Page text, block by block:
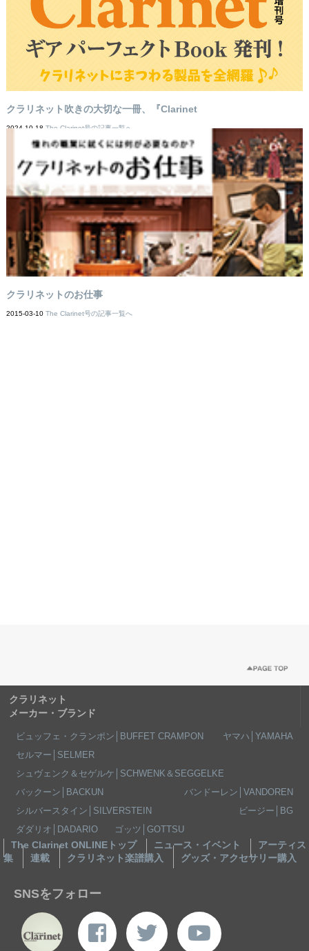
クラリネット吹きの大切な一冊、『Clarinet
2024-10-18 The Clarinet号の記事一覧へ
クラリネットのお仕事
2015-03-10 The Clarinet号の記事一覧へ
クラリネット
メーカー・ブランド
ビュッフェ・クランポン│BUFFET CRAMPON
ヤマハ│YAMAHA
セルマー│SELMER
シュヴェンク＆セゲルケ│SCHWENK＆SEGGELKE
バックーン│BACKUN
バンドーレン│VANDOREN
シルバースタイン│SILVERSTEIN
ビージー│BG
ダダリオ│DADARIO
ゴッツ│GOTTSU
The Clarinet ONLINEトップ ニュース・イベント
アーティ
集
連載 クラリネット楽譜購入 グッズ・アクセサリー購入
SNSをフォロー